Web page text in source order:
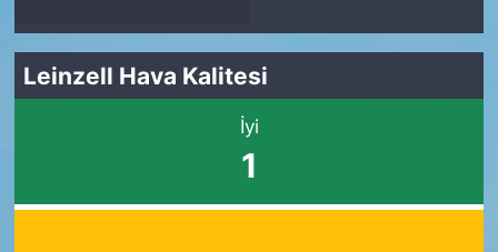
Leinzell Hava Kalitesi
İyi
1